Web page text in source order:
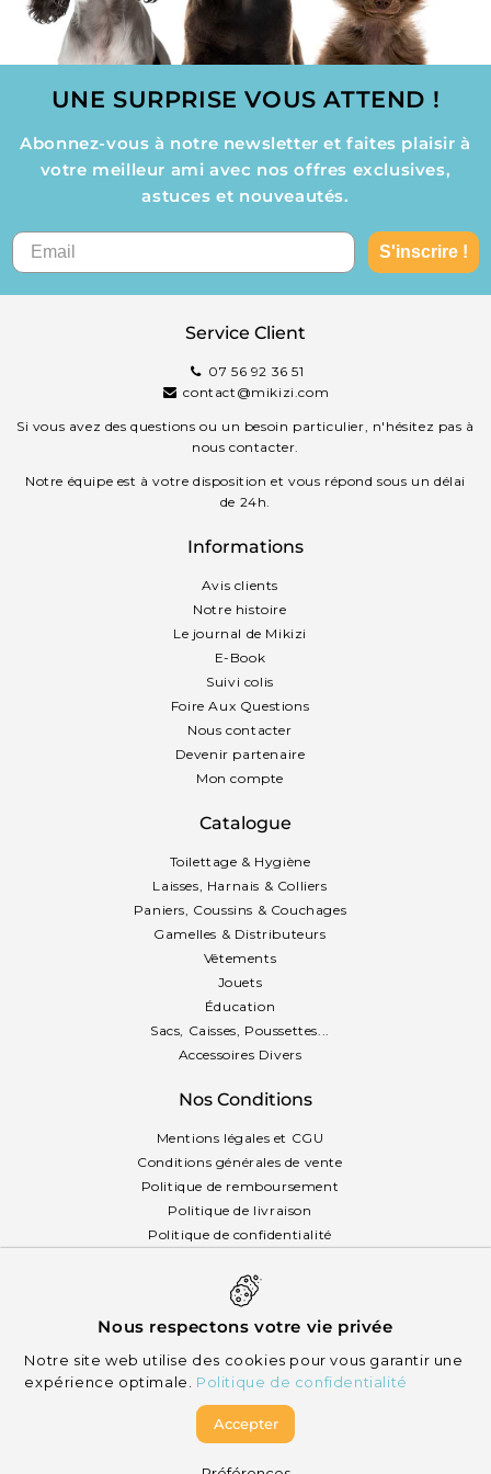
UNE SURPRISE VOUS ATTEND !
Abonnez-vous à notre newsletter et faites plaisir à
votre meilleur ami avec nos offres exclusives,
astuces et nouveautés.
S'inscrire !
Service Client
07 56 92 36 51
contact@mikizi.com
Si vous avez des questions ou un besoin particulier, n'hésitez pas à
nous contacter.
Notre équipe est à votre disposition et vous répond sous un délai
de 24h.
Informations
Avis clients
Notre histoire
Le journal de Mikizi
E-Book
Suivi colis
Foire Aux Questions
Nous contacter
Devenir partenaire
Mon compte
Catalogue
Toilettage & Hygiène
Laisses, Harnais & Colliers
Paniers, Coussins & Couchages
Gamelles & Distributeurs
Vêtements
Jouets
Éducation
Sacs, Caisses, Poussettes...
Accessoires Divers
Nos Conditions
Mentions légales et CGU
Conditions générales de vente
Politique de remboursement
Politique de livraison
Politique de confidentialité
Français
© 2026 Mikizi - Tous droits réservés
Nous respectons votre vie privée
Notre site web utilise des cookies pour vous garantir une
expérience optimale.
Politique de confidentialité
Accepter